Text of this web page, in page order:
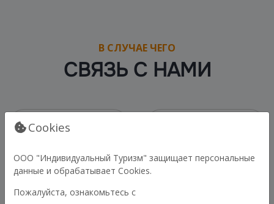
В СЛУЧАЕ ЧЕГО
СВЯЗЬ С НАМИ
Общие вопросы
Cookies
ООО "Индивидуальный Туризм" защищает персональные
данные и обрабатывает Cookies.
Пожалуйста, ознакомьтесь с